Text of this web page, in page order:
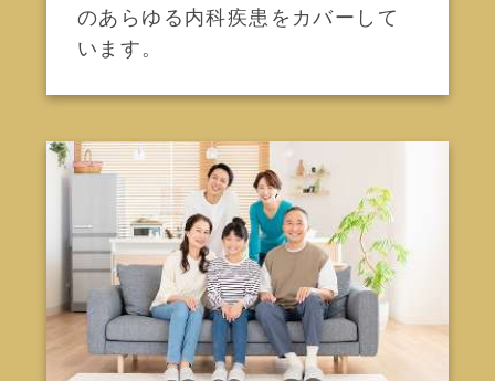
のあらゆる内科疾患をカバーして
います。